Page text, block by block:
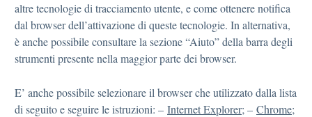
altre tecnologie di tracciamento utente, e come ottenere notifica
dal browser dell’attivazione di queste tecnologie. In alternativa,
è anche possibile consultare la sezione “Aiuto” della barra degli
strumenti presente nella maggior parte dei browser.
E’ anche possibile selezionare il browser che utilizzato dalla lista
di seguito e seguire le istruzioni: – Internet Explorer; – Chrome;